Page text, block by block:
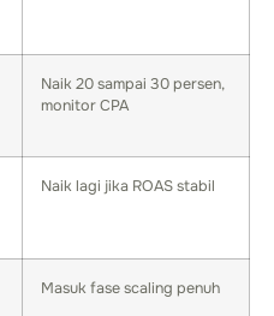
Naik 20 sampai 30 persen,
monitor CPA
Naik lagi jika ROAS stabil
Masuk fase scaling penuh